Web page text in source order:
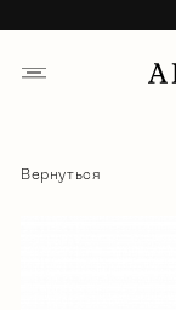
Вернуться